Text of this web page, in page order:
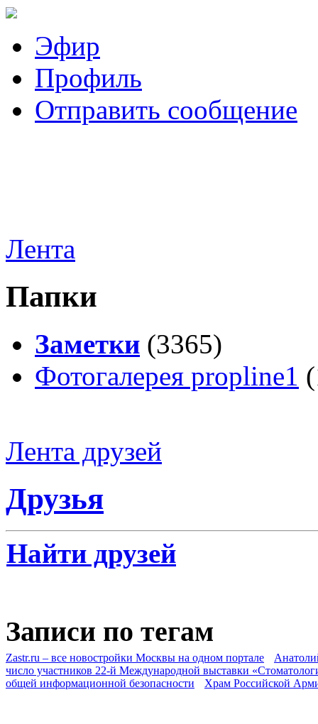
Эфир
Профиль
Отправить сообщение
Лента
Папки
Заметки (3365)
Фотогалерея propline1
Лента друзей
Друзья
Найти друзей
Записи по тегам
Zastr.ru – все новостройки Москвы на одном портале
число участников 22-й Международной выставки
общей информационной безопасности
Храм Российской